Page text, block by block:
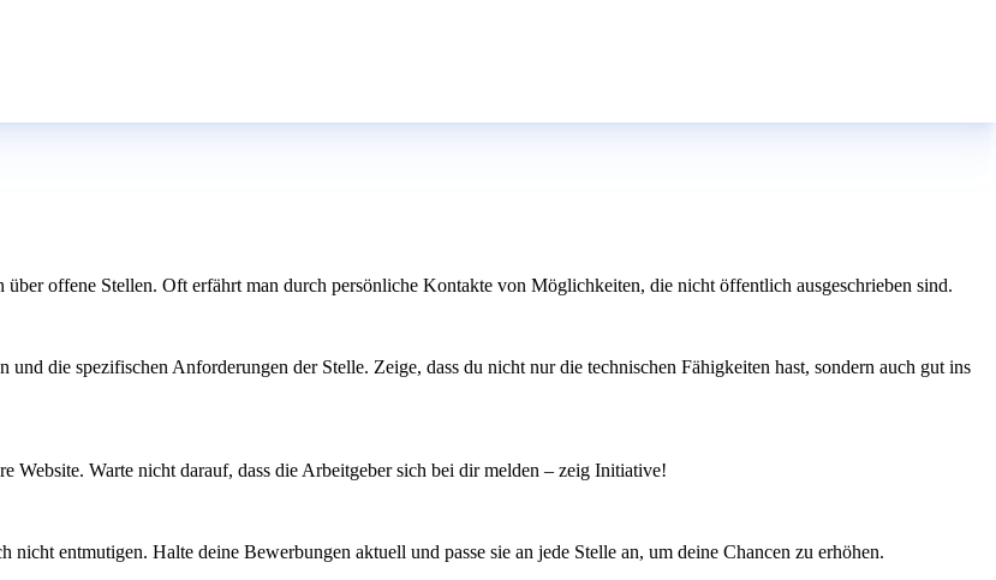
offene Stellen. Oft erfährt man durch persönliche Kontakte von Möglichkeiten, die nicht öffentlich ausgeschrieben sind.
die spezifischen Anforderungen der Stelle. Zeige, dass du nicht nur die technischen Fähigkeiten hast, sondern auch gut ins
Website. Warte nicht darauf, dass die Arbeitgeber sich bei dir melden – zeig Initiative!
entmutigen. Halte deine Bewerbungen aktuell und passe sie an jede Stelle an, um deine Chancen zu erhöhen.